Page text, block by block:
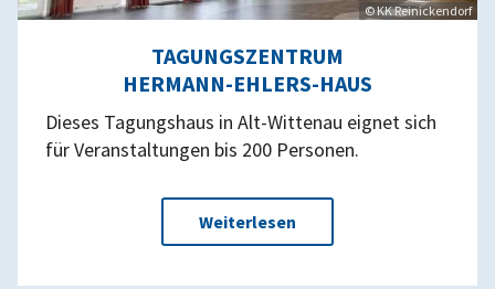
© KK Reinickendorf
TAGUNGSZENTRUM
HERMANN-EHLERS-HAUS
Dieses Tagungshaus in Alt-Wittenau eignet sich
für Veranstaltungen bis 200 Personen.
Weiterlesen